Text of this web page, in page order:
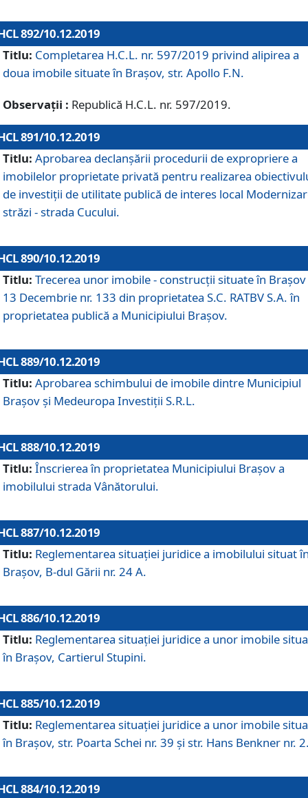
892/10.12.2019
Titlu: Completarea H.C.L. nr. 597/2019 privind alipirea a
doua imobile situate în Brașov, str. Apollo F.N.
Observații : Republică H.C.L. nr. 597/2019.
891/10.12.2019
Titlu: Aprobarea declanșării procedurii de expropriere a
imobilelor proprietate privată pentru realizarea
de investiții de utilitate publică de interes local
străzi - strada Cucului.
890/10.12.2019
Titlu: Trecerea unor imobile - construcții situate în Brașov
13 Decembrie nr. 133 din proprietatea S.C. RATBV S.A. în
proprietatea publică a Municipiului Brașov.
889/10.12.2019
Titlu: Aprobarea schimbului de imobile dintre Municipiul
Brașov și Medeuropa Investiții S.R.L.
888/10.12.2019
Titlu: Înscrierea în proprietatea Municipiului Braşov a
imobilului strada Vânătorului.
887/10.12.2019
Titlu: Reglementarea situației juridice a imobilului situat
Brașov, B-dul Gării nr. 24 A.
886/10.12.2019
Titlu: Reglementarea situaţiei juridice a unor imobile
în Braşov, Cartierul Stupini.
885/10.12.2019
Titlu: Reglementarea situației juridice a unor imobile
în Brașov, str. Poarta Schei nr. 39 și str. Hans Benkner nr.
884/10.12.2019